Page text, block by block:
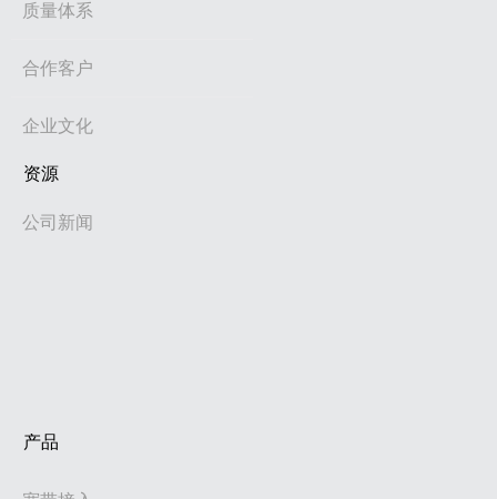
质量体系
合作客户
企业文化
资源
公司新闻
产品